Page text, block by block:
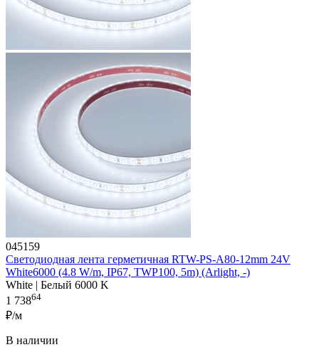
045159
Светодиодная лента герметичная RTW-PS-A80-12mm 24V
White6000 (4.8 W/m, IP67, TWP100, 5m) (Arlight, -)
White | Белый 6000 K
1 73864
₽/м
В наличии